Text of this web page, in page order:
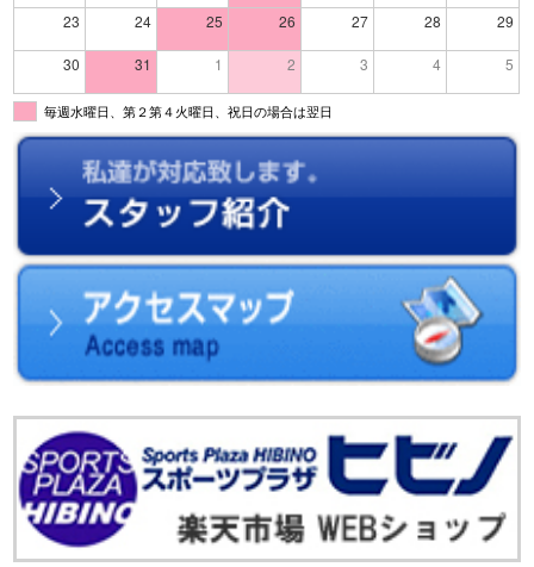
23 24 25 26 27 28 29
30 31 1 2 3 4 5
毎週水曜日、第２第４火曜日、祝日の場合は翌日